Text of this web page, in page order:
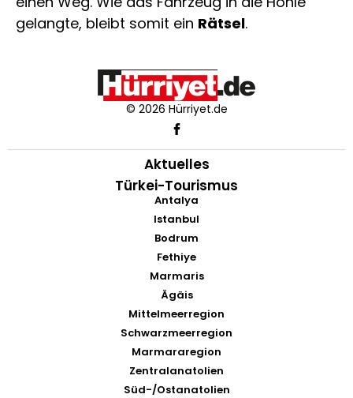
gelangte, bleibt somit ein Rätsel.
© 2026 Hürriyet.de
Aktuelles
Türkei-Tourismus
Antalya
Istanbul
Bodrum
Fethiye
Marmaris
Ägäis
Mittelmeerregion
Schwarzmeerregion
Marmararegion
Zentralanatolien
Süd-/Ostanatolien